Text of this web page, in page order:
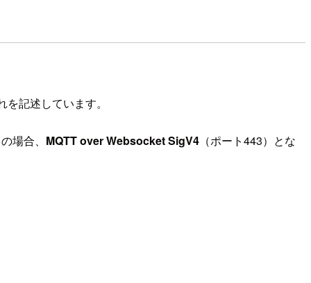
記述しています。
場合、 MQTT over Websocket SigV4 （ポート443）とな